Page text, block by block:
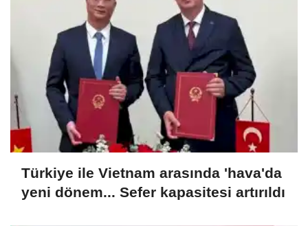
Türkiye ile Vietnam arasında 'hava'da
yeni dönem... Sefer kapasitesi artırıldı